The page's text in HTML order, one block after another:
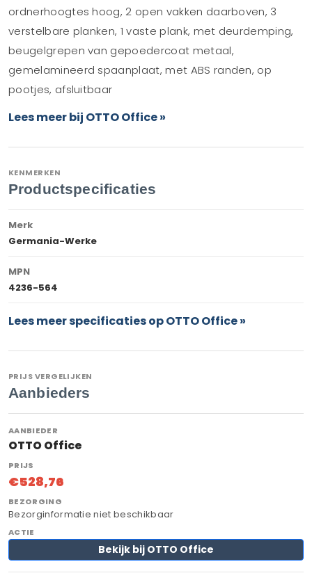
ordnerhoogtes hoog, 2 open vakken daarboven, 3
verstelbare planken, 1 vaste plank, met deurdemping,
beugelgrepen van gepoedercoat metaal,
gemelamineerd spaanplaat, met ABS randen, op
pootjes, afsluitbaar
Lees meer bij OTTO Office »
KENMERKEN
Productspecificaties
Merk
Germania-Werke
MPN
4236-564
Lees meer specificaties op OTTO Office »
PRIJS VERGELIJKEN
Aanbieders
OTTO Office
€528,76
Bezorginformatie niet beschikbaar
Bekijk bij OTTO Office